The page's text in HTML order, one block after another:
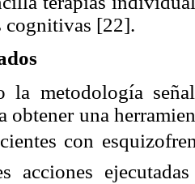
cognitivas [22].
la metodología
obtener una
con
acciones